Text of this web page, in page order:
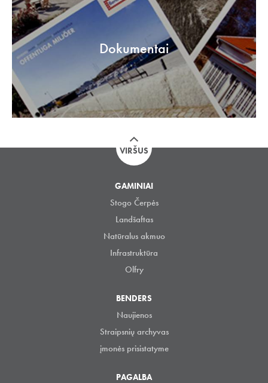
Dokumentai
VIRŠUS
GAMINIAI
Stogo Čerpės
Landšaftas
Natūralus akmuo
Infrastruktūra
Olfry
BENDERS
Naujienos
Straipsnių archyvas
įmonės prisistatyme
PAGALBA